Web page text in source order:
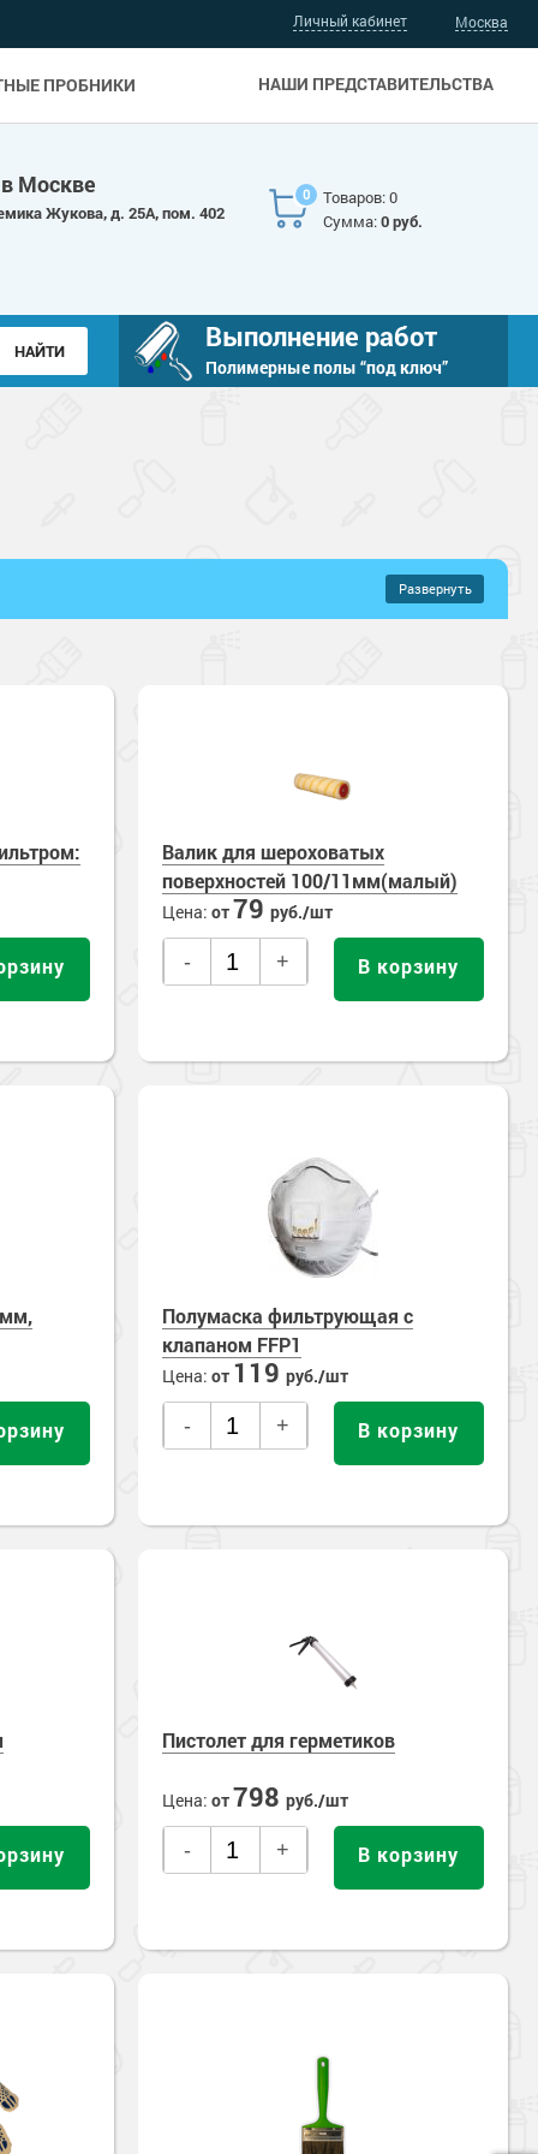
Личный кабинет
НАШИ ПРЕДСТАВИТЕЛЬСТВА
ПРОБНИКИ
Москва
Москве
Жукова, д. 25А, пом. 402
0
Товаров: 0
Сумма:0 руб.
Выполнение работ
Полимерные полы “под ключ”
Развернуть
Валик для шероховатых
поверхностей 100/11мм(малый)
Цена: от79 руб./шт
- + В корзину
Полумаска фильтрующая с
клапаном FFP1
Цена: от 119 руб./шт
- + В корзину
Пистолет для герметиков
Цена: от798 руб./шт
- + В корзину